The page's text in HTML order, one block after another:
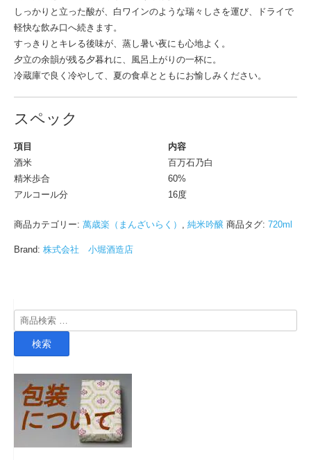
しっかりと立った酸が、白ワインのような瑞々しさを運び、ドライで
軽快な飲み口へ続きます。
すっきりとキレる後味が、蒸し暑い夜にも心地よく。
夕立の余韻が残る夕暮れに、風呂上がりの一杯に。
冷蔵庫で良く冷やして、夏の食卓とともにお愉しみください。
スペック
項目
内容
酒米
百万石乃白
精米歩合
60%
アルコール分
16度
商品カテゴリー: 萬歳楽（まんざいらく） 純米吟醸 商品タグ: 720ml
Brand: 株式会社 小堀酒造店
検
索
検索